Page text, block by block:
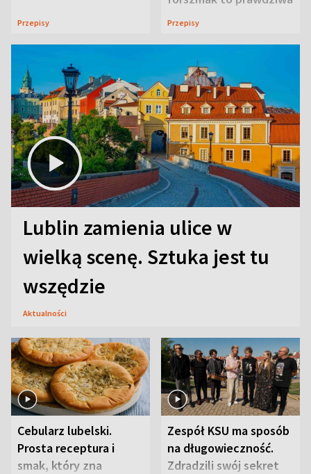
Przepisy
uczta
Przepisy
Lublin zamienia ulice w
wielką scenę. Sztuka jest tu
wszędzie
Aktualności
Cebularz lubelski.
Prosta receptura i
smak, który zna
Zespół KSU ma sposób
na długowieczność.
Zdradzili swój sekret